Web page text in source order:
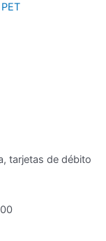
tarjetas de débito